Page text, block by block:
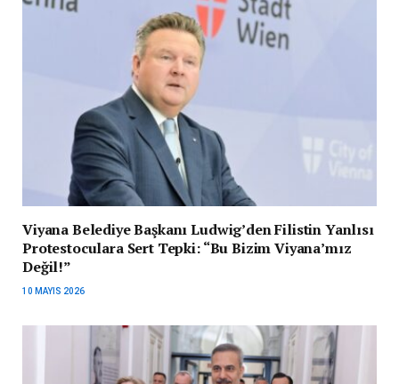
Viyana Belediye Başkanı Ludwig’den Filistin Yanlısı
Protestoculara Sert Tepki: “Bu Bizim Viyana’mız
Değil!”
10 MAYIS 2026